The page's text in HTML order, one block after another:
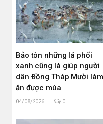
Bảo tồn những lá phổi
xanh cũng là giúp người
dân Đồng Tháp Mười làm
ăn được mùa
04/08/2026 0